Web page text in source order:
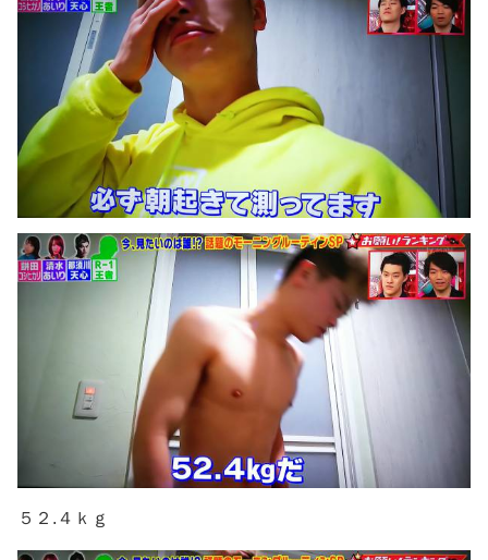
５２.４ｋｇ